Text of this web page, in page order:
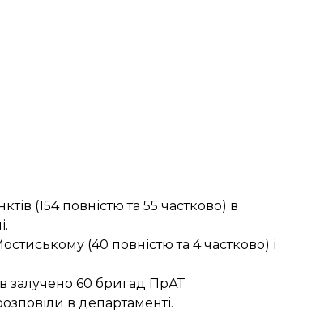
(154 повністю та 55 частково) в
(40 повністю та 4 частково) і
залучено 60 бригад ПрАТ
в департаменті.